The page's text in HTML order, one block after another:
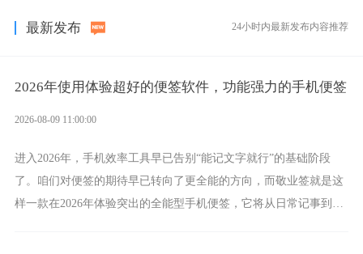
最新发布 24小时内最新发布内容推荐
2026年使用体验超好的便签软件，功能强力的手机便签
2026-08-09 11:00:00
进入2026年，手机效率工具早已告别“能记文字就行”的基础阶段
了。咱们对便签的期待早已转向了更全能的方向，而敬业签就是这
样一款在2026年体验突出的全能型手机便签，它将从日常记事到时